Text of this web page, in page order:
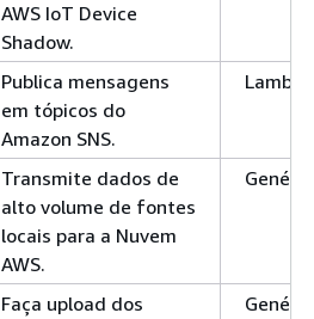
AWS IoT Device
Shadow.
Publica mensagens
em tópicos do
Amazon SNS.
Lambda
Transmite dados de
alto volume de fontes
locais para a Nuvem
AWS.
Faça upload dos